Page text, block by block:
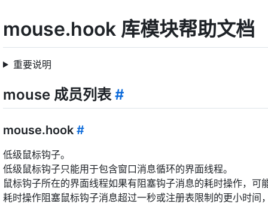
mouse.hook 库模块帮助文档
重要说明
mouse 成员列表 #
mouse.hook #
低级鼠标钩子。
低级鼠标钩子只能用于包含窗口消息循环的界面线程。
鼠标钩子所在的界面线程如果有阻塞钩子消息的耗时操作，可
耗时操作阻塞鼠标钩子消息超过一秒或注册表限制的更小时间